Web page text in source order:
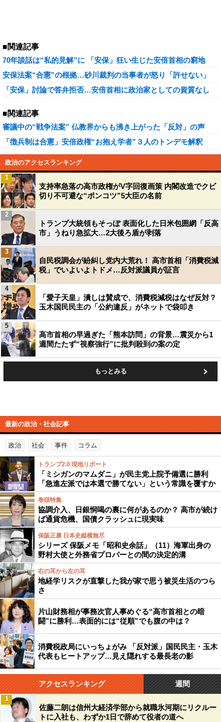
■関連記事
70年談話は“私的見解”に 「安保」狂い生じた安倍首相の窮地
安保法案“合憲”の根拠…砂川裁判の当事者が怒り「許せない」
「安保」討論で答弁拒否…安倍首相に政治家としての資質なし
■関連記事
審議中の“戦争法案” 仏教界からも沸き上がった「反対」の声
「徴兵制は合憲」安倍政権“お抱え学者”３人のトンデモ解釈
政治のアクセスランキング
支持率急落の高市政権がV字回復画策 内閣改造でクビ
切り不可避な“ポンコツ”5大臣の名前
1
トランプ大統領もそっぽ 表面化した日米包囲網「反高
市」うねり急拡大…2大後ろ盾が剥落
2
自民税調会が紛糾し党内大荒れ！ 高市首相「消費税減
税」でいよいよトドメ…反対派議員が証言
3
「愛子天皇」潰しは賛成で、消費税減税はなぜ反対？
玉木国民民主の「公約違反」がネットで袋叩き
4
高市首相の早過ぎた「熊本訪問」の背景…震災から1
週間たたず“視察強行”に批判殺到の案の定
5
もっとみる
最新の政治・社会記事
政治 社会 事件 コラム
トランプ2.0 現地リポート
「ミシガンのマムダニ」が民主党上院予備選に勝利
「急進左派では本選で勝てない」という常識を覆すか
巻頭特集
協調介入、日銀恫喝の裏に何があるのか？ 高市が続け
ば通貨危機、国債クラッシュに現実味
保阪正康 日本史縦横無尽
シリーズ 保阪メモ「昭和史余話」（11）海軍出身の
野村大使と外務省プロパーとの間の決定的溝
右の耳から左の耳
地経学リスクが直撃した我が家で思う被災生活のつら
さ
片山財務相が事務次官人事めぐる“高市首相との暗
闘”に勝利…表面的には“従順”でも腹の中は？
消費税政局にいっちょがみ 「反対派」国民民主・玉木
代表もヒートアップ…見え隠れする最長老の影
アクセスランキング 週間
佐藤二朗は信州大経済学部から就職氷河期にリクルー
トに入社も、わずか1日で辞めて役者の道へ
1